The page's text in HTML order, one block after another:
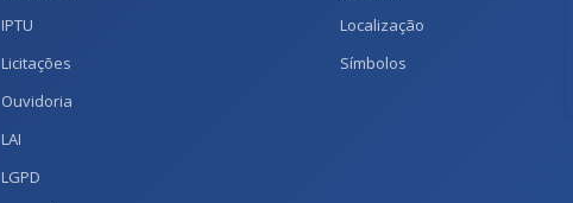
IPTU
Licitações
Ouvidoria
LAI
LGPD
Localização
Símbolos